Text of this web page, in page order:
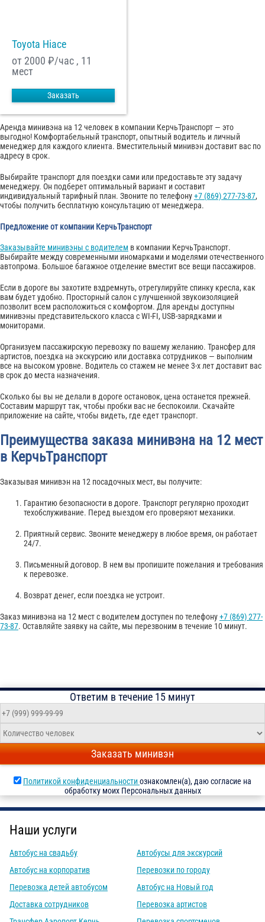
Toyota Hiace
от 2000 ₽/час , 11
мест
Заказать
Аренда минивэна на 12 человек в компании КерчьТранспорт — это
выгодно! Комфортабельный транспорт, опытный водитель и личный
менеджер для каждого клиента. Вместительный минивэн доставит вас по
адресу в срок.
Выбирайте транспорт для поездки сами или предоставьте эту задачу
менеджеру. Он подберет оптимальный вариант и составит
индивидуальный тарифный план. Звоните по телефону+7 (869) 277-73-87,
чтобы получить бесплатную консультацию от менеджера.
Предложение от компании КерчьТранспорт
Заказывайте минивэны с водителем в компании КерчьТранспорт.
Выбирайте между современными иномарками и моделями отечественного
автопрома. Большое багажное отделение вместит все вещи пассажиров.
Если в дороге вы захотите вздремнуть, отрегулируйте спинку кресла, как
вам будет удобно. Просторный салон с улучшенной звукоизоляцией
позволит всем расположиться с комфортом. Для аренды доступны
минивэны представительского класса с WI-FI, USB-зарядками и
мониторами.
Организуем пассажирскую перевозку по вашему желанию. Трансфер для
артистов, поездка на экскурсию или доставка сотрудников — выполним
все на высоком уровне. Водитель со стажем не менее 3-х лет доставит вас
в срок до места назначения.
Сколько бы вы не делали в дороге остановок, цена останется прежней.
Составим маршрут так, чтобы пробки вас не беспокоили. Скачайте
приложение на сайте, чтобы видеть, где едет транспорт.
Преимущества заказа минивэна на 12 мест
в КерчьТранспорт
Заказывая минивэн на 12 посадочных мест, вы получите:
Гарантию безопасности в дороге. Транспорт регулярно проходит
техобслуживание. Перед выездом его проверяют механики.
Приятный сервис. Звоните менеджеру в любое время, он работает
24/7.
Письменный договор. В нем вы пропишите пожелания и требования
к перевозке.
Возврат денег, если поездка не устроит.
Заказ минивэна на 12 мест с водителем доступен по телефону+7 (869) 277-
73-87. Оставляйте заявку на сайте, мы перезвоним в течение 10 минут.
Ответим в течение 15 минут
Заказать минивэн
Политикой конфиденциальностиознакомлен(а), даю согласие на
обработку моих Персональных данных
Наши услуги
Автобус на свадьбу
Автобус на корпоратив
Перевозка детей автобусом
Доставка сотрудников
Автобусы для экскурсий
Перевозки по городу
Автобус на Новый год
Перевозка артистов